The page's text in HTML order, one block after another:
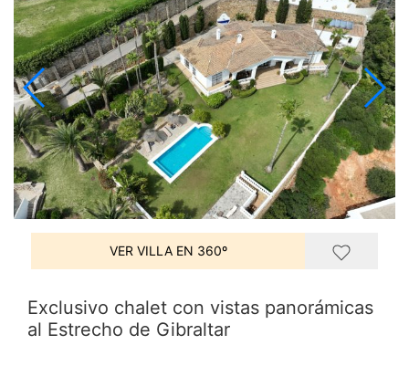
VER VILLA EN 360º
Exclusivo chalet con vistas panorámicas
al Estrecho de Gibraltar